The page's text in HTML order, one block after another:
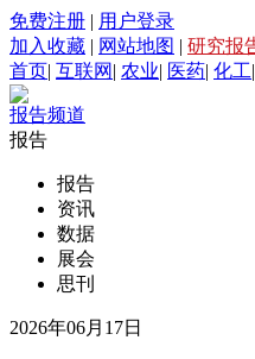
免费注册 | 用户登录
加入收藏 | 网站地图 | 研究报
首页| 互联网 | 农业| 医药| 化工|
报告频道
报告
报告
资讯
数据
展会
思刊
2026年06月17日